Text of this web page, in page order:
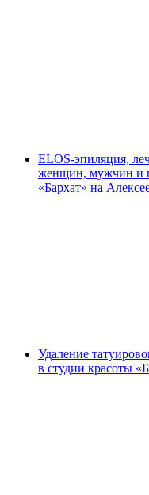
ELOS-эпиляция,
женщин, мужчин и
«Бархат» на
Удаление
в студии красоты